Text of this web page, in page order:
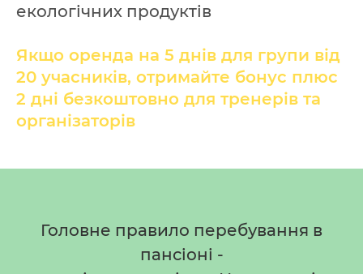
екологічних продуктів
Якщо оренда на 5 днів для групи від
20 учасників, отримайте бонус плюс
2 дні безкоштовно для тренерів та
організаторів
Головне правило перебування в
пансіоні -